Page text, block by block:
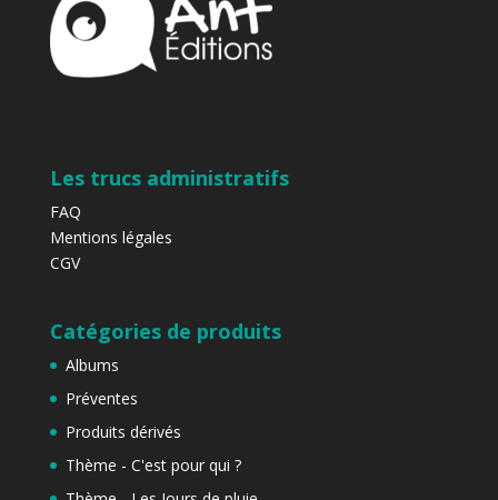
Les trucs administratifs
FAQ
Mentions légales
CGV
Catégories de produits
Albums
Préventes
Produits dérivés
Thème - C'est pour qui ?